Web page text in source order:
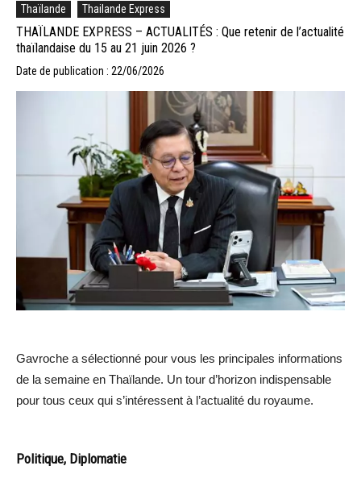
Thaïlande Thailande Express
THAÏLANDE EXPRESS – ACTUALITÉS : Que retenir de l’actualité
thaïlandaise du 15 au 21 juin 2026 ?
Date de publication : 22/06/2026
Gavroche a sélectionné pour vous les principales informations
de la semaine en Thaïlande. Un tour d’horizon indispensable
pour tous ceux qui s’intéressent à l’actualité du royaume.
Politique, Diplomatie